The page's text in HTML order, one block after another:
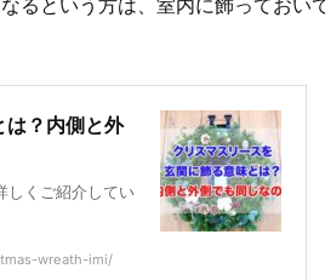
は？内側と外
しくご紹介してい
wreath-imi/